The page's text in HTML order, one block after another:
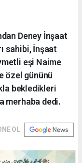
Deney İnşaat
sahibi, İnşaat
eşi Naime
özel gününü
bekledikleri
merhaba dedi.
OL